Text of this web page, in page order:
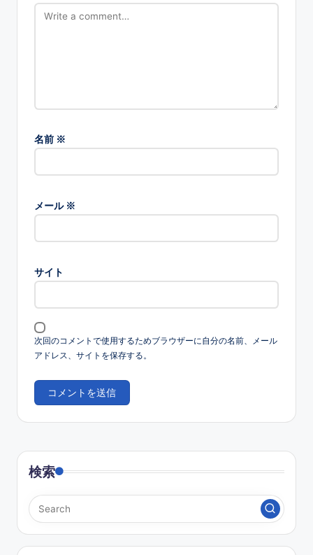
名前 ※
メール ※
サイト
次回のコメントで使用するためブラウザーに自分の名前、メール
アドレス、サイトを保存する。
検索